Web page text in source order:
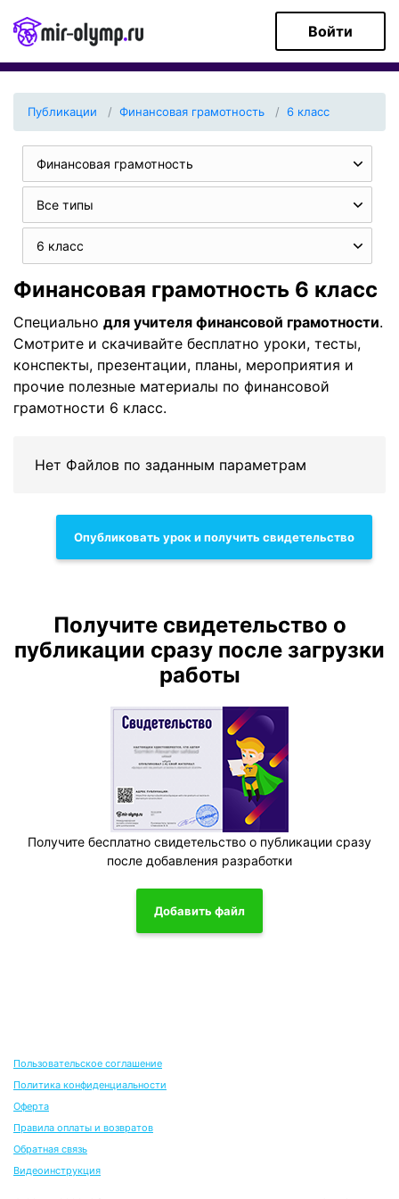
Войти
Публикации Финансовая грамотность 6 класс
Финансовая грамотность
Все типы
6 класс
Финансовая грамотность 6 класс
Специально для учителя финансовой грамотности.
Смотрите и скачивайте бесплатно уроки, тесты,
конспекты, презентации, планы, мероприятия и
прочие полезные материалы по финансовой
грамотности 6 класс.
Нет Файлов по заданным параметрам
Опубликовать урок и получить свидетельство
Получите свидетельство о
публикации сразу после загрузки
работы
Получите бесплатно свидетельство о публикации сразу
после добавления разработки
Добавить файл
Пользовательское соглашение
Политика конфиденциальности
Оферта
Правила оплаты и возвратов
Обратная связь
Видеоинструкция